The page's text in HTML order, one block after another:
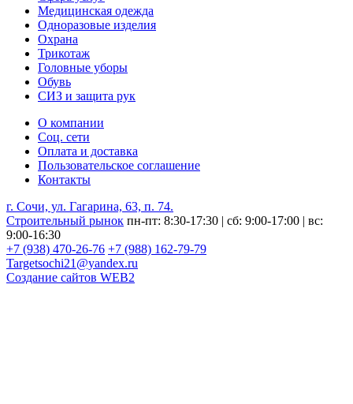
Медицинская одежда
Одноразовые изделия
Охрана
Трикотаж
Головные уборы
Обувь
СИЗ и защита рук
О компании
Соц. сети
Оплата и доставка
Пользовательское соглашение
Контакты
г. Сочи, ул. Гагарина, 63, п. 74.
Строительный рынок пн-пт: 8:30-17:30 | сб: 9:00-17:00 | вс:
9:00-16:30
+7 (938) 470-26-76 +7 (988) 162-79-79
Targetsochi21@yandex.ru
Создание сайтов WEB2